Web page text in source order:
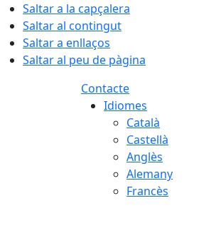
Saltar a la capçalera
Saltar al contingut
Saltar a enllaços
Saltar al peu de pàgina
Contacte
Idiomes
Català
Castellà
Anglès
Alemany
Francès